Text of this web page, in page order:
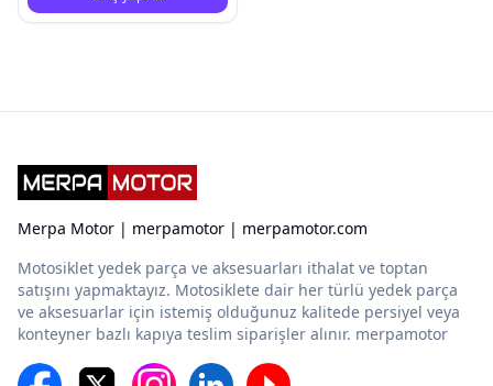
Merpa Motor | merpamotor | merpamotor.com
Motosiklet yedek parça ve aksesuarları ithalat ve toptan
satışını yapmaktayız. Motosiklete dair her türlü yedek parça
ve aksesuarlar için istemiş olduğunuz kalitede persiyel veya
konteyner bazlı kapıya teslim siparişler alınır. merpamotor